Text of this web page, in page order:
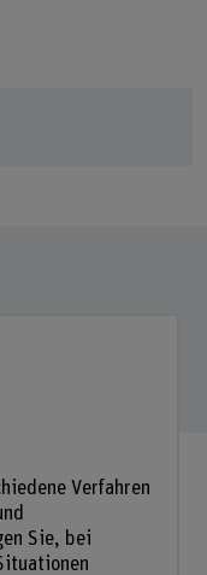
Verfahren
Sie, bei